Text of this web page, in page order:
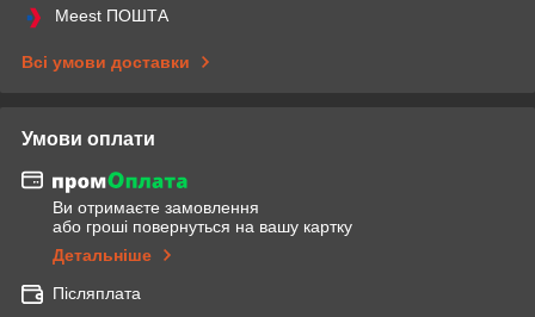
Meest ПОШТА
Всі умови доставки
Умови оплати
Ви отримаєте замовлення
або гроші повернуться на вашу картку
Детальніше
Післяплата